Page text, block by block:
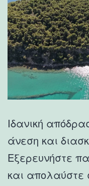
Ιδανική
άνεση και
Εξερευνήστε
και